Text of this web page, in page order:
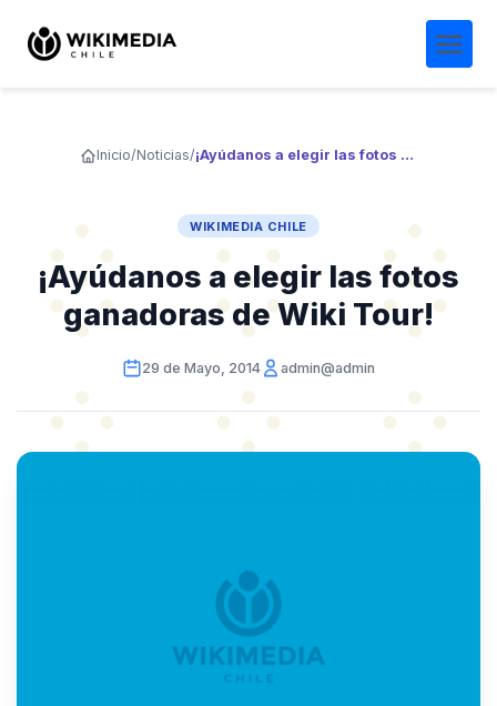
Inicio/Noticias/ ¡Ayúdanos a elegir las fotos ganadoras de Wiki Tour!
WIKIMEDIA CHILE
¡Ayúdanos a elegir las fotos
ganadoras de Wiki Tour!
29 de Mayo, 2014 admin@admin